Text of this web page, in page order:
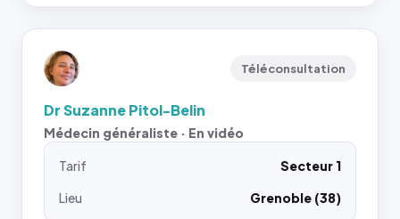
Téléconsultation
Dr Suzanne Pitol-Belin
Médecin généraliste · En vidéo
Tarif
Secteur 1
Lieu
Grenoble (38)